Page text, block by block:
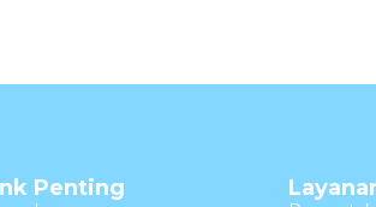
Penting